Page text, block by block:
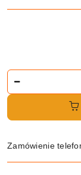
Zamówienie